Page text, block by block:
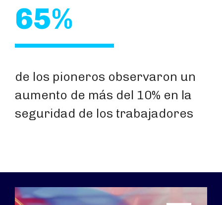
65%
de los pioneros observaron un
aumento de más del 10% en la
seguridad de los trabajadores